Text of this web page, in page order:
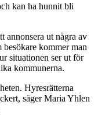
kan ha hunnit bli
annonsera ut några av
kommer man
situationen ser ut för
kommunerna.
Hyresrätterna
säger Maria Yhlen